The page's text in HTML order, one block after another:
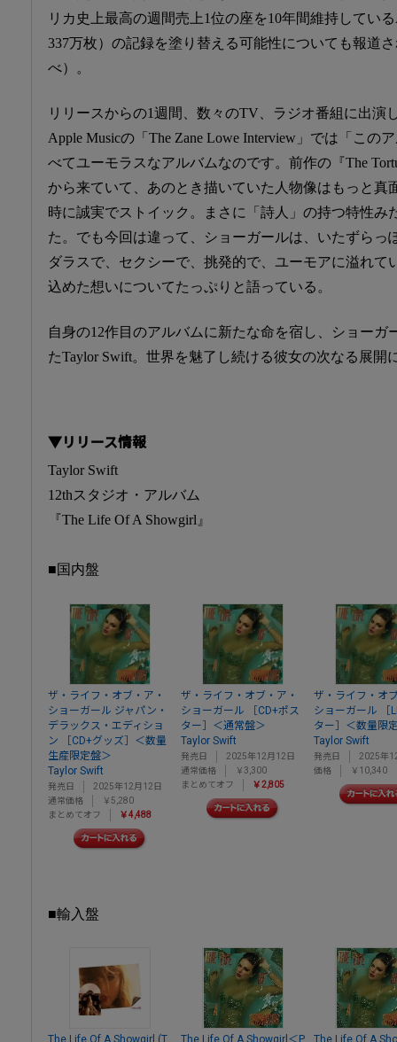
リカ史上最高の週間売上1位の座を10年間維持してい
337万枚）の記録を塗り替える可能性についても報道
べ）。
リリースからの1週間、数々のTV、ラジオ番組に出演
Apple Musicの「The Zane Lowe Interview」では「この
べてユーモラスなアルバムなのです。前作の『The
から来ていて、あのとき描いていた人物像はもっと真
時に誠実でストイック。まさに「詩人」の持つ特性み
た。でも今回は違って、ショーガールは、いたずらっ
ダラスで、セクシーで、挑発的で、ユーモアに溢れて
込めた想いについてたっぷりと語っている。
自身の12作目のアルバムに新たな命を宿し、ショーガ
たTaylor Swift。世界を魅了し続ける彼女の次なる展開
▼リリース情報
Taylor Swift
12thスタジオ・アルバム
『The Life Of A Showgirl』
■国内盤
ザ・ライフ・オブ・ア・
ショーガール ジャパン・
デラックス・エディショ
ン ［CD+グッズ］＜数量
生産限定盤＞
Taylor Swift
発売日
2025年12月12日
通常価格
￥5,280
まとめてオフ
￥4,488
ザ・ライフ・オブ・ア・
ショーガール ［CD+ポス
ター］＜通常盤＞
Taylor Swift
発売日
2025年12月12日
通常価格
￥3,300
まとめてオフ
￥2,805
ザ・ライフ・オ
ショーガール ［
ター］＜数量限
Taylor Swift
発売日
2025年
価格
￥10,340
■輸入盤